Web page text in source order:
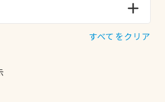
すべてをクリア